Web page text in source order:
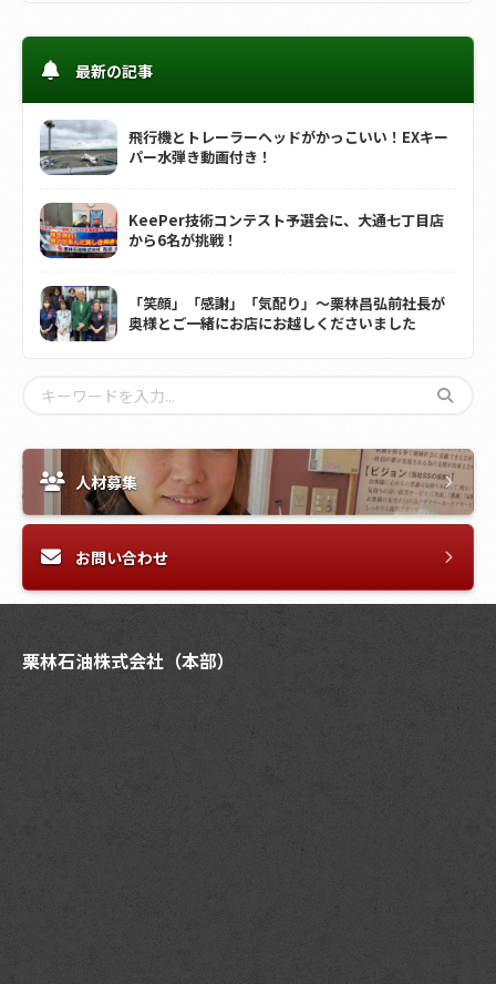
最新の記事
飛行機とトレーラーヘッドがかっこいい！EXキー
パー水弾き動画付き！
KeePer技術コンテスト予選会に、大通七丁目店
から6名が挑戦！
「笑顔」「感謝」「気配り」～栗林昌弘前社長が
奥様とご一緒にお店にお越しくださいました
人材募集
お問い合わせ
栗林石油株式会社（本部）